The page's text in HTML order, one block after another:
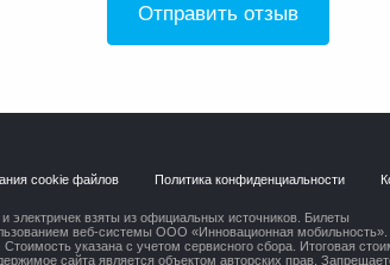
Отправить отзыв
cookie файлов Политика конфиденциальности
электричек взяты из официальных источников. Билеты
веб-системы ООО «Инновационная мобильность».
указана с учетом сервисного сбора. Итоговая
сайта является объектом авторских прав.